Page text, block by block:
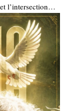
l’intersection…